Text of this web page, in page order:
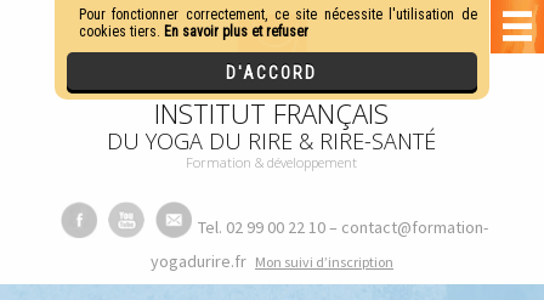
INSTITUT FRANÇAIS
DU YOGA DU RIRE & RIRE-SANTÉ
Formation & développement
Tel. 02 99 00 22 10 – contact@formation-
yogadurire.fr Mon suivi d’inscription